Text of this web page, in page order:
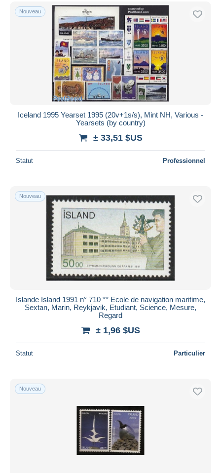
Nouveau
Iceland 1995 Yearset 1995 (20v+1s/s), Mint NH, Various -
Yearsets (by country)
± 33,51 $US
Statut Professionnel
Nouveau
Islande Island 1991 n° 710 ** Ecole de navigation maritime,
Sextan, Marin, Reykjavik, Etudiant, Science, Mesure,
Regard
± 1,96 $US
Statut Particulier
Nouveau